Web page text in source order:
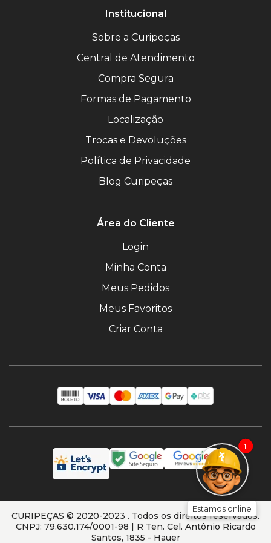
1
Estamos online
Institucional
Sobre a Curipeças
Central de Atendimento
Compra Segura
Formas de Pagamento
Localização
Trocas e Devoluções
Política de Privacidade
Blog Curipeças
Área do Cliente
Login
Minha Conta
Meus Pedidos
Meus Favoritos
Criar Conta
CURIPEÇAS © 2020-2023 . Todos os direitos reservados.
CNPJ: 79.630.174/0001-98 | R Ten. Cel. Antônio Ricardo
Santos, 1835 - Hauer